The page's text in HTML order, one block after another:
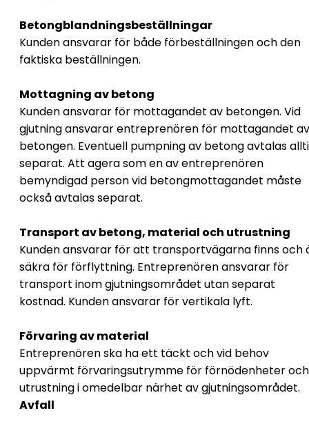
Betongblandningsbeställningar
Kunden ansvarar för både förbeställningen och den
faktiska beställningen.
Mottagning av betong
Kunden ansvarar för mottagandet av betongen. Vid
gjutning ansvarar entreprenören för mottagandet av
betongen. Eventuell pumpning av betong avtalas
separat. Att agera som en av entreprenören
bemyndigad person vid betongmottagandet måste
också avtalas separat.
Transport av betong, material och utrustning
Kunden ansvarar för att transportvägarna finns och
säkra för förflyttning. Entreprenören ansvarar för
transport inom gjutningsområdet utan separat
kostnad. Kunden ansvarar för vertikala lyft.
Förvaring av material
Entreprenören ska ha ett täckt och vid behov
uppvärmt förvaringsutrymme för förnödenheter och
utrustning i omedelbar närhet av gjutningsområdet.
Avfall